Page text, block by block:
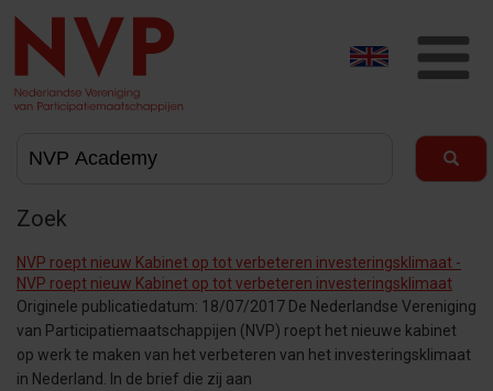
Zoek
NVP roept nieuw Kabinet op tot verbeteren investeringsklimaat -
NVP roept nieuw Kabinet op tot verbeteren investeringsklimaat
Originele publicatiedatum: 18/07/2017 De Nederlandse Vereniging
van Participatiemaatschappijen (NVP) roept het nieuwe kabinet
op werk te maken van het verbeteren van het investeringsklimaat
in Nederland. In de brief die zij aan